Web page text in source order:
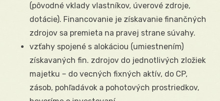
(pôvodné vklady vlastníkov, úverové zdroje,
dotácie). Financovanie je získavanie finančných
zdrojov sa premieta na pravej strane súvahy.
vzťahy spojené s alokáciou (umiestnením)
získavaných fin. zdrojov do jednotlivých zložiek
majetku – do vecných fixných aktív, do CP,
zásob, pohľadávok a pohotových prostriedkov,